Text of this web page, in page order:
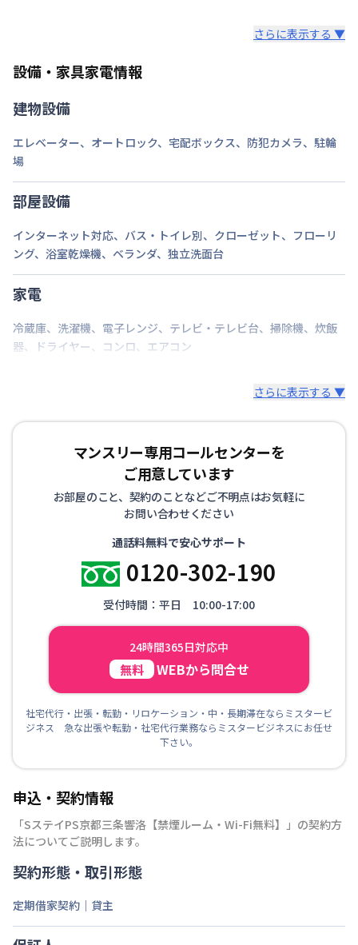
約が入っていなければ、ご対応可能です。その際、再
い。期間の変更がある場合は、できるだけお早めにご
さらに表示する ▼
設備・家具家電情報
建物設備
エレベーター、 オートロック、 宅配ボックス、 防犯カメラ、 駐輪
場
部屋設備
インターネット対応、 バス・トイレ別、 クローゼット、 フローリ
ング、 浴室乾燥機、 ベランダ、 独立洗面台
家電
冷蔵庫、 洗濯機、 電子レンジ、 テレビ・テレビ台、 掃除機、 炊飯
器、 ドライヤー、 コンロ、 エアコン
さらに表示する ▼
マンスリー専用コールセンターを
ご用意しています
お部屋のこと、契約のことなどご不明点はお気軽に
お問い合わせください
通話料無料で安心サポート
0120-302-190
受付時間：平日 10:00-17:00
24時間365日対応中
無料 WEBから問合せ
社宅代行・出張・転勤・リロケーション・中・長期滞在ならミスタービ
ジネス 急な出張や転勤・社宅代行業務ならミスタービジネスにお任せ
下さい。
申込・契約情報
「SステイPS京都三条響洛【禁煙ルーム・Wi-Fi無料】
」の契約方
法についてご説明します。
契約形態・取引形態
定期借家契約｜貸主